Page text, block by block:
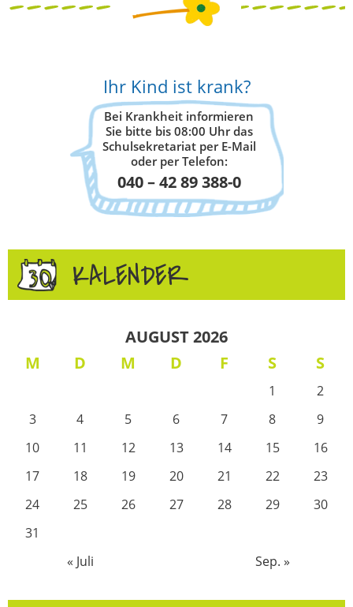
Ihr Kind ist krank?
Bei Krankheit informieren
Sie bitte bis 08:00 Uhr das
Schulsekretariat per E-Mail
oder per Telefon:
040 – 42 89 388-0
KALENDER
AUGUST 2026
M
D M D F S S
1
2
3
4 5 6 7 8
9
10
11 12 13 14 15
16
17
18 19 20 21 22
23
24
25 26 27 28 29
30
31
« Juli
Sep. »